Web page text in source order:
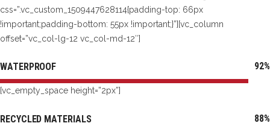
css=”.vc_custom_1509447628114{padding-top: 66px
!important;padding-bottom: 55px !important;}”][vc_column
offset=”vc_col-lg-12 vc_col-md-12″]
WATERPROOF 92
[vc_empty_space height=”2px”]
RECYCLED MATERIALS 88